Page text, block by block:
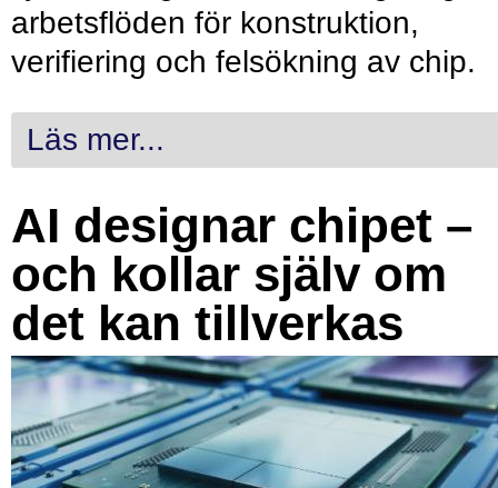
arbetsflöden för konstruktion,
verifiering och felsökning av chip.
Läs mer...
AI designar chipet –
och kollar själv om
det kan tillverkas